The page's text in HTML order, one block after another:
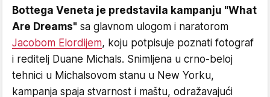
Bottega Veneta je predstavila kampanju "What
Are Dreams" sa glavnom ulogom i naratorom
Jacobom Elordijem, koju potpisuje poznati fotograf
i reditelj Duane Michals. Snimljena u crno-beloj
tehnici u Michalsovom stanu u New Yorku,
kampanja spaja stvarnost i maštu, odražavajući